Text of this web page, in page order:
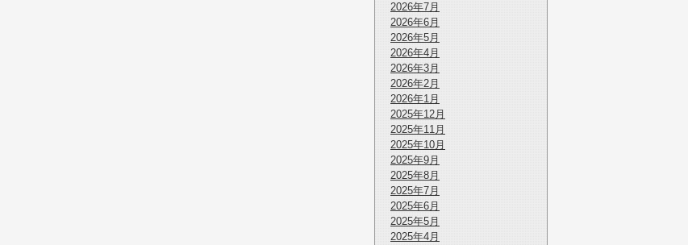
2026年7月
2026年6月
2026年5月
2026年4月
2026年3月
2026年2月
2026年1月
2025年12月
2025年11月
2025年10月
2025年9月
2025年8月
2025年7月
2025年6月
2025年5月
2025年4月